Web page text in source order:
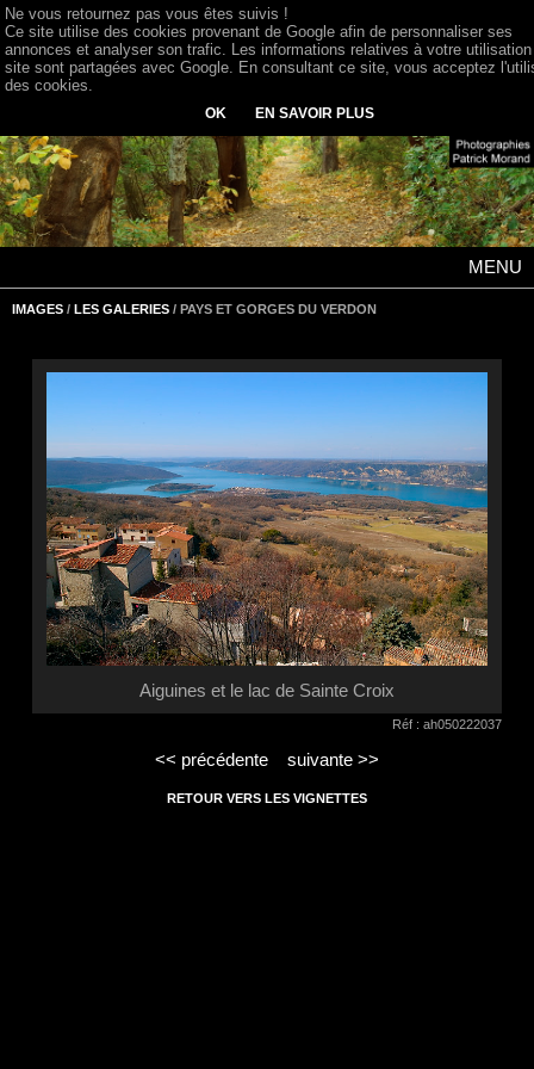
MENU
IMAGES / LES GALERIES / PAYS ET GORGES DU VERDON
Aiguines et le lac de Sainte Croix
Réf : ah050222037
<< précédente suivante >>
RETOUR VERS LES VIGNETTES
Ne vous retournez pas vous êtes suivis !
Ce site utilise des cookies provenant de Google afin de personnaliser ses
annonces et analyser son trafic. Les informations relatives à votre
site sont partagées avec Google. En consultant ce site, vous acceptez
des cookies.
OK EN SAVOIR PLUS